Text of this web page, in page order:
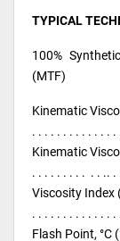
TYPICAL
100%
(MTF)
Kinematic
. . . . . . . . . . . . .
Kinematic
. . . . . . . . . . . ..
Viscosity Index
. . . . . . . . . . . . .
Flash Point, °C